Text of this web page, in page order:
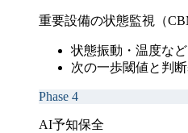
重要設備の状態監視（
状態振動・温度な
次の一歩閾値と判
Phase 4
AI予知保全